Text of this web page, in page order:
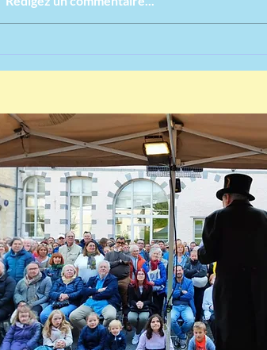
devant une agence de voyages.
Prosper rinconte...